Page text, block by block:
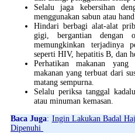
Selalu jaga kebersihan
menggunakan sabun atau
Hindari berbagi alat-alat
gigi, bergantian dengan
memungkinkan terjadinya
seperti HIV, hepatitis B, dan
Perhatikan makanan
makanan yang terbuat dari
matang sempurna.
Selalu periksa tanggal
atau minuman kemasan.
Baca Juga: Ingin Lakukan Badal
Dipenuhi